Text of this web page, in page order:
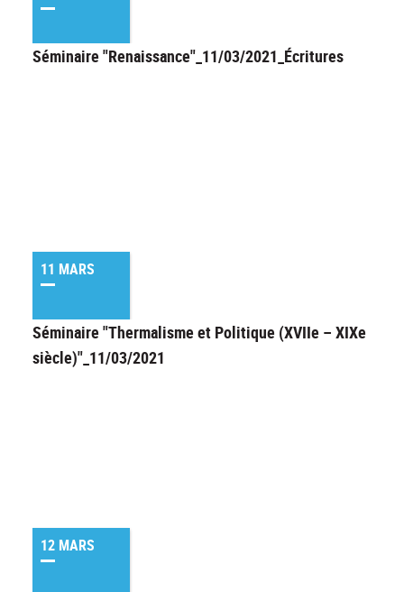
Séminaire "Renaissance"_11/03/2021_Écritures
11 MARS
Séminaire "Thermalisme et Politique (XVIIe – XIXe
siècle)"_11/03/2021
12 MARS